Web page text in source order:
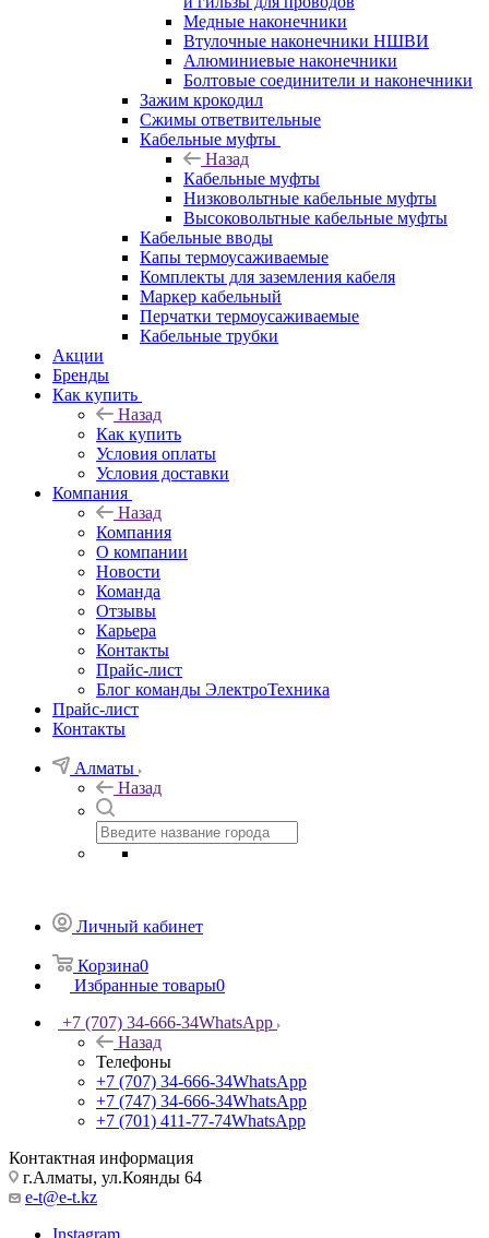
Медные наконечники
Втулочные наконечники НШВИ
Алюминиевые наконечники
Болтовые соединители и наконечники
Зажим крокодил
Сжимы ответвительные
Кабельные муфты
Назад
Кабельные муфты
Низковольтные кабельные муфты
Высоковольтные кабельные муфты
Кабельные вводы
Капы термоусаживаемые
Комплекты для заземления кабеля
Маркер кабельный
Перчатки термоусаживаемые
Кабельные трубки
Акции
Бренды
Как купить
Назад
Как купить
Условия оплаты
Условия доставки
Компания
Назад
Компания
О компании
Новости
Команда
Отзывы
Карьера
Контакты
Прайс-лист
Блог команды ЭлектроТехника
Прайс-лист
Контакты
Алматы
Назад
Личный кабинет
Корзина0
Избранные товары0
+7 (707) 34-666-34WhatsApp
Назад
Телефоны
+7 (707) 34-666-34WhatsApp
+7 (747) 34-666-34WhatsApp
+7 (701) 411-77-74WhatsApp
Контактная информация
г.Алматы, ул.Коянды 64
e-t@e-t.kz
Instagram